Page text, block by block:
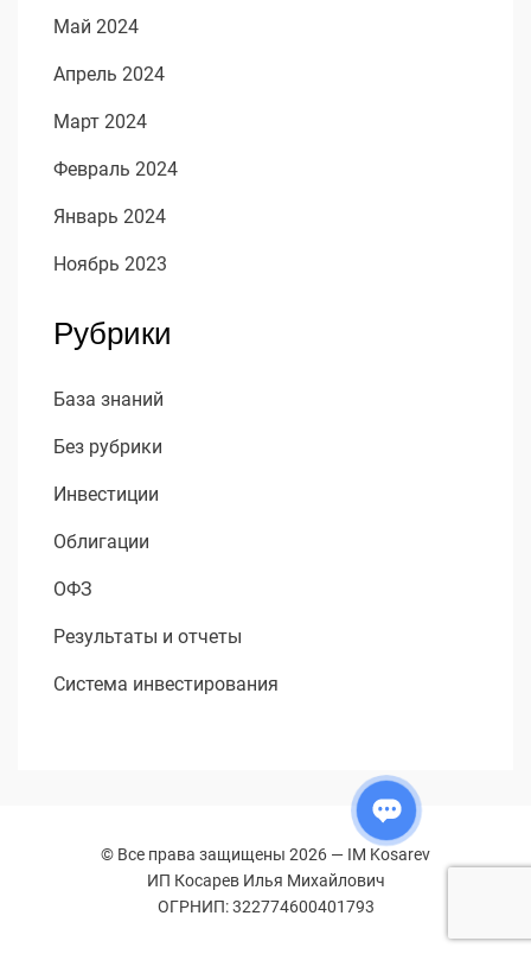
Май 2024
Апрель 2024
Март 2024
Февраль 2024
Январь 2024
Ноябрь 2023
Рубрики
База знаний
Без рубрики
Инвестиции
Облигации
ОФЗ
Результаты и отчеты
Система инвестирования
© Все права защищены 2026 — IM Kosarev
ИП Косарев Илья Михайлович
ОГРНИП: 322774600401793